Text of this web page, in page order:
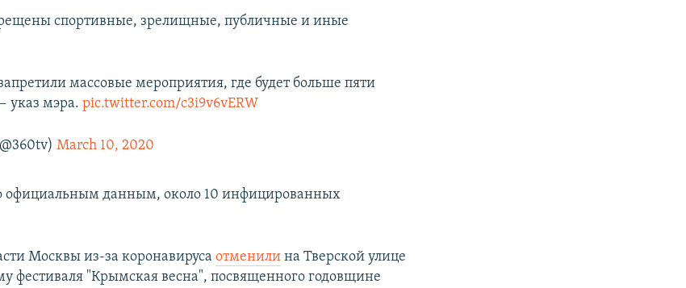
спортивные, зрелищные, публичные и иные
массовые мероприятия, где будет больше пяти
указ мэра.pic.twitter.com/c3i9v6vERW
March 10, 2020
официальным данным, около 10 инфицированных
Москвы из-за коронавирусаотменили на Тверской улице
фестиваля "Крымская весна", посвященного годовщине